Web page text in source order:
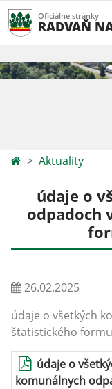
Oficiálne stránky
RADVAŇ
Aktuality
údaje o
odpadoch
26.02.2025
údaje o všetkých
štatistického
údaje o
komunálnych